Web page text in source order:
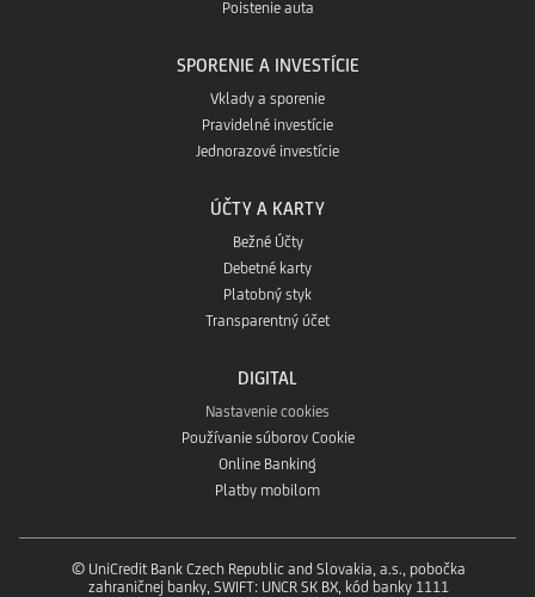
Poistenie auta
SPORENIE A INVESTÍCIE
Vklady a sporenie
Pravidelné investície
Jednorazové investície
ÚČTY A KARTY
Bežné Účty
Debetné karty
Platobný styk
Transparentný účet
DIGITAL
Nastavenie cookies
Používanie súborov Cookie
Online Banking
Platby mobilom
© UniCredit Bank Czech Republic and Slovakia, a.s., pobočka
zahraničnej banky, SWIFT: UNCR SK BX, kód banky 1111